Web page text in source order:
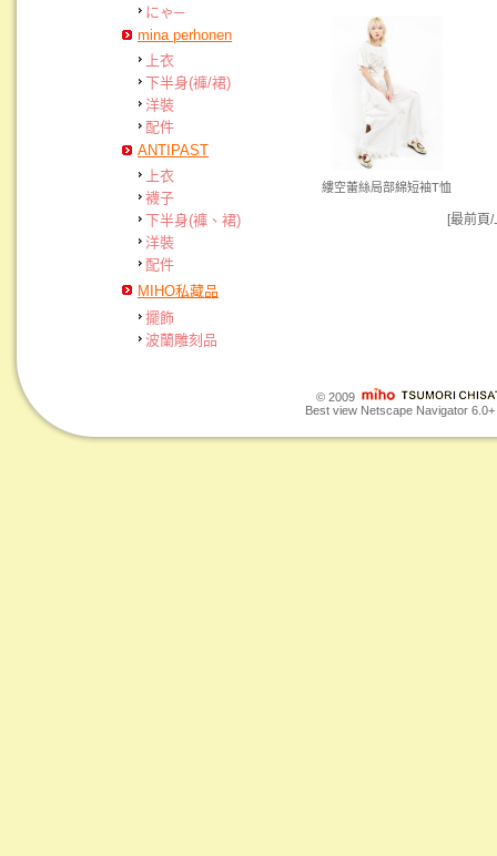
にゃ─
mina perhonen
上衣
下半身(褲/裙)
洋裝
配件
ANTIPAST
上衣
襪子
下半身(褲、裙)
洋裝
配件
MIHO私藏品
擺飾
波蘭雕刻品
縷空蕾絲局部綿短袖T恤
[最前頁
© 2009
Best view Netscape Navigator